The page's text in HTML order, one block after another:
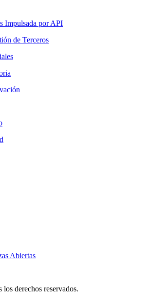
Impulsada por API
de Terceros
Abiertas
los derechos reservados.